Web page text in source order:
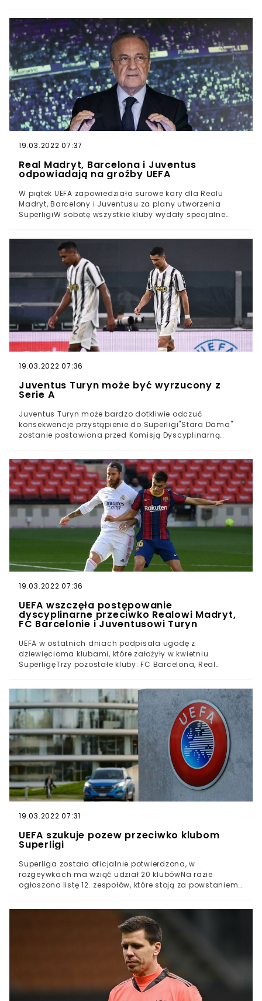
Infantino sugeruje, że giganci mogą zostać wykluczeni
ze wszystkich rozgrywek pod egidą UEFA i FIFAFIFA nie
zamierza stać z boku, jeśli chodzi o ukaranie klubów
odpowiedzialnych za założenie Superligi. Wprawdzie
swoje kary już zapowiedziała i powoli wdraża UEFA, ale
to nie koniec. Gianni Infantino przyznał, że głównym
pomysłodawcom Superligi grożą poważne
konsekwencje także właśnie ze strony FIFA.
19.03.2022 07:37
Real Madryt, Barcelona i Juventus
odpowiadają na groźby UEFA
W piątek UEFA zapowiedziała surowe kary dla Realu
Madryt, Barcelony i Juventusu za plany utworzenia
SuperligiW sobotę wszystkie kluby wydały specjalne
pod presją UEFA, a jej działania uważają za
bezprawneReal Madryt, FC Barcelona i Juventus Turyn
to jedyne kluby, które wciąż nie rezygnują z pomysłu
utworzenia Superligi. W sobotę kluby te wydały
specjalne oświadczenie. Odpowiedziały w nim na
planowane kary, jakie UEFA chce nałożyć na głównych
pomysłodawców utworzenia niezależnych rozgrywek.
19.03.2022 07:36
Juventus Turyn może być wyrzucony z
Serie A
Juventus Turyn może bardzo dotkliwie odczuć
konsekwencje przystąpienie do Superligi"Stara Dama"
zostanie postawiona przed Komisją Dyscyplinarną
Drużyna pod wodzą trenera Andrei Pirlo spisuje się
poniżej oczekiwań i nie tylko odpadła na wczesnym
etapie Ligi Mistrzów, ale także straciła mistrzostwo kraju
na rzecz Interu, a dodatkowo wciąż nie może być pewna
miejsca w przyszłym sezonie Champions League.Do
tego klub jest pod ciągłym ostrzałem z różnych stron za
działania na rzecz powołania Superligi. W tym tygodniu
UEFA zakomunikowała, że 9 klubów założycielskich
podpisało ugodę, a pozostałe 3, czyli właśnie "Stara
Dama", a także Real Madryt i FC Barcelona zostaną
postawione przed Komisją Dyscyplinarną.
19.03.2022 07:36
UEFA wszczęła postępowanie
dyscyplinarne przeciwko Realowi Madryt,
FC Barcelonie i Juventusowi Turyn
UEFA w ostatnich dniach podpisała ugodę z
dziewięcioma klubami, które założyły w kwietniu
SuperligęTrzy pozostałe kluby: FC Barcelona, Real
postępowanie przeciwko trzem gigantomUEFA od
samego początku bardzo mocno sprzeciwiała się idei
powstania Superligi, której powstanie 18 kwietnia
ogłosiło 12 klubów z Anglii, Hiszpanii i Włoch. Pomysł
upadł po kilku dniach, a europejska federacja zaczęła
przechodzić do ofensywy.Kilka dni temu UEFA
poinformowała, że 9 z 12 klubów założycielskich
podpisało ugodę. Chodzi o Atletico Madryt, Inter
Mediolan, AC Milan, Tottenham Hotspur, Arsenal,
Chelsea, Manchester City, Manchester United i Liverpool.
19.03.2022 07:31
UEFA szukuje pozew przeciwko klubom
Superligi
Superliga została oficjalnie potwierdzona, w
rozgeywkach ma wziąć udział 20 klubówNa razie
ogłoszono listę 12. zespołów, które stoją za powstaniem
piłkarska została oficjalnie potwierdzona. W nocy 12.
klubów założycielskich potwierdziło powstanie nowych
rozgrywek całkowicie niezależnych od UEFA i de facto
zburzy aktualny ład w futbolu.Superligę będą tworzyć:
Real Madryt, FC Barcelona, Atletico Madryt, Arsenal
Londyn, Chelsea Londyn, Liverpool, Tottenham Hotspur,
Manchester United, Manchester City, AC Milan, Inter
Mediolan i Juventus Turyn. Do tego ma dojść jeszcze 8